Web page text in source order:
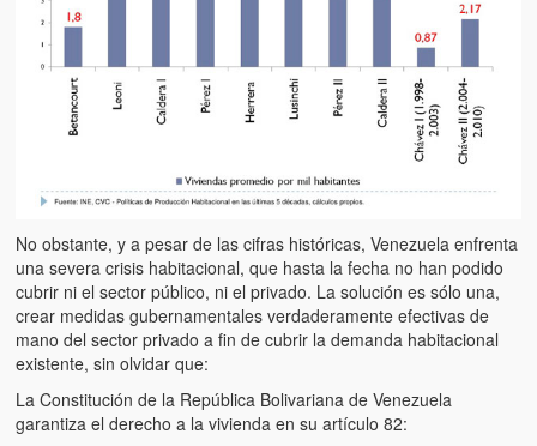
No obstante, y a pesar de las cifras históricas, Venezuela enfrenta
una severa crisis habitacional, que hasta la fecha no han podido
cubrir ni el sector público, ni el privado. La solución es sólo una,
crear medidas gubernamentales verdaderamente efectivas de
mano del sector privado a fin de cubrir la demanda habitacional
existente, sin olvidar que:
La Constitución de la República Bolivariana de Venezuela
garantiza el derecho a la vivienda en su artículo 82: